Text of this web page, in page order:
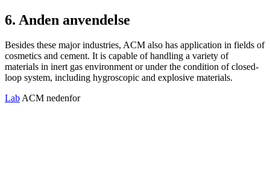
6. Anden anvendelse
Besides these major industries, ACM also has application in fields of
cosmetics and cement. It is capable of handling a variety of
materials in inert gas environment or under the condition of closed-
loop system, including hygroscopic and explosive materials.
LabACM nedenfor